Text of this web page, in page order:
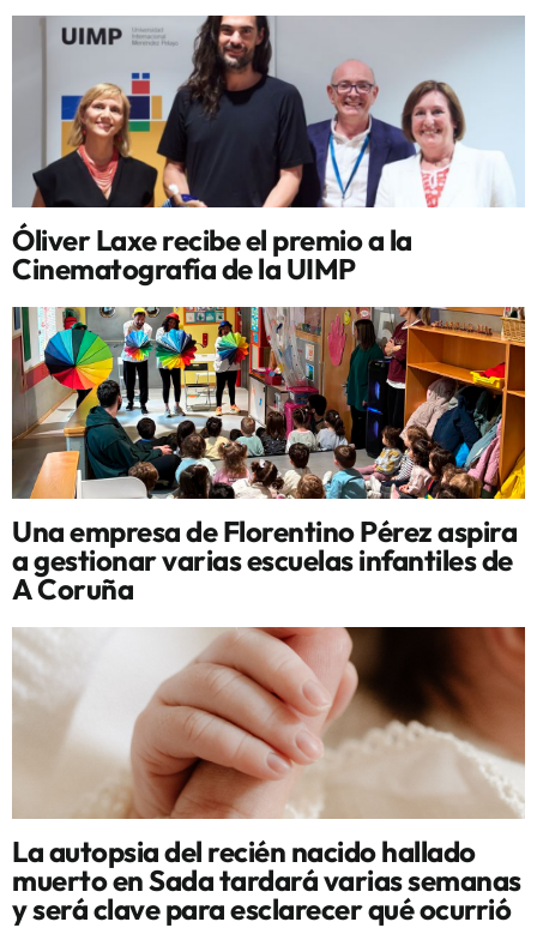
Óliver Laxe recibe el premio a la
Cinematografía de la UIMP
Una empresa de Florentino Pérez aspira
a gestionar varias escuelas infantiles de
A Coruña
La autopsia del recién nacido hallado
muerto en Sada tardará varias semanas
y será clave para esclarecer qué ocurrió